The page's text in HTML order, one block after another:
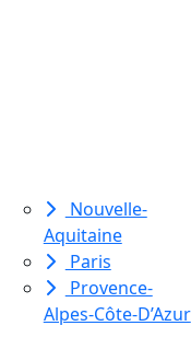
Nouvelle-
Aquitaine
Paris
Provence-
Alpes-Côte-D’Azur